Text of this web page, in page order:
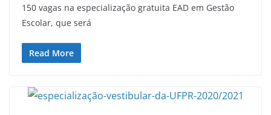
150 vagas na especialização gratuita EAD em Gestão
Escolar, que será
Read More